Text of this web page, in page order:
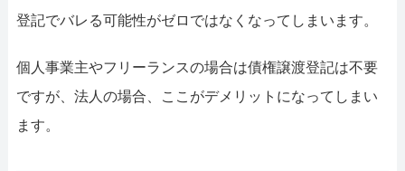
登記でバレる可能性がゼロではなくなってしまいます。
個人事業主やフリーランスの場合は債権譲渡登記は不要
ですが、法人の場合、ここがデメリットになってしまい
ます。